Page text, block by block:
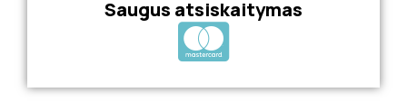
Saugus atsiskaitymas